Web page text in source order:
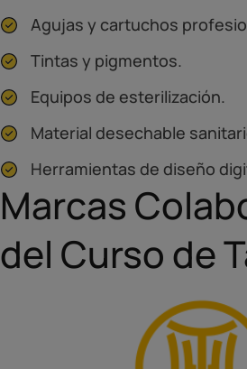
Agujas y cartuchos
Tintas y pigmentos.
Equipos de esterilización.
Material desechable
Herramientas de diseño
Marcas
del Curso de